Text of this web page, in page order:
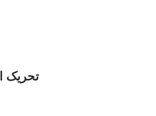
تحریک